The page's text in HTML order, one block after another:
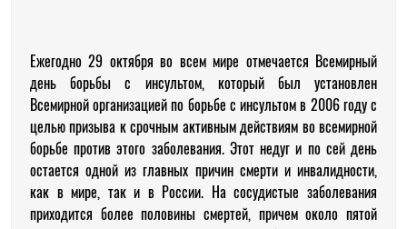
Ежегодно 29 октября во всем мире отмечается Всемирный
день борьбы с инсультом, который был установлен
Всемирной организацией по борьбе с инсультом в 2006 году с
целью призыва к срочным активным действиям во всемирной
борьбе против этого заболевания. Этот недуг и по сей день
остается одной из главных причин смерти и инвалидности,
как в мире, так и в России. На сосудистые заболевания
приходится более половины смертей, причем около пятой